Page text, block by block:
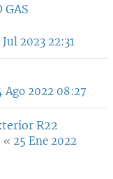
GAS
Jul 2023 22:31
Ago 2022 08:27
R22
« 25 Ene 2022